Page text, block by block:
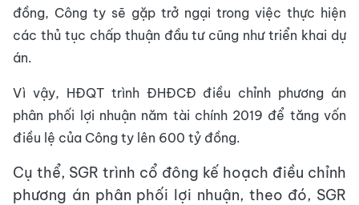
đồng, Công ty sẽ gặp trở ngại trong việc thực hiện
các thủ tục chấp thuận đầu tư cũng như triển khai dự
án.
Vì vậy, HĐQT trình ĐHĐCĐ điều chỉnh phương án
phân phối lợi nhuận năm tài chính 2019 để tăng vốn
điều lệ của Công ty lên 600 tỷ đồng.
Cụ thể, SGR trình cổ đông kế hoạch điều chỉnh
phương án phân phối lợi nhuận, theo đó, SGR